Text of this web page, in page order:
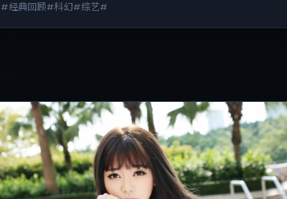
#经典回顾#科幻#综艺#